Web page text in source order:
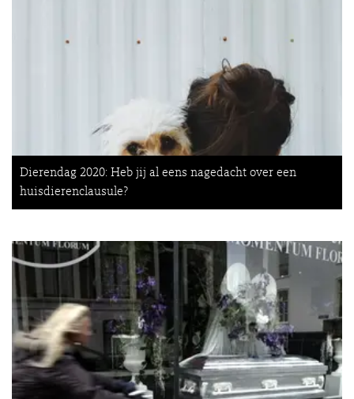
Dierendag 2020: Heb jij al eens nagedacht over een
huisdierenclausule?